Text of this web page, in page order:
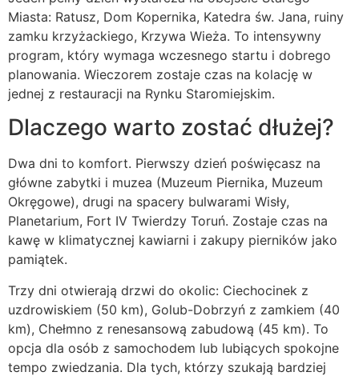
Miasta: Ratusz, Dom Kopernika, Katedra św. Jana, ruiny
zamku krzyżackiego, Krzywa Wieża. To intensywny
program, który wymaga wczesnego startu i dobrego
planowania. Wieczorem zostaje czas na kolację w
jednej z restauracji na Rynku Staromiejskim.
Dlaczego warto zostać dłużej?
Dwa dni to komfort. Pierwszy dzień poświęcasz na
główne zabytki i muzea (Muzeum Piernika, Muzeum
Okręgowe), drugi na spacery bulwarami Wisły,
Planetarium, Fort IV Twierdzy Toruń. Zostaje czas na
kawę w klimatycznej kawiarni i zakupy pierników jako
pamiątek.
Trzy dni otwierają drzwi do okolic: Ciechocinek z
uzdrowiskiem (50 km), Golub-Dobrzyń z zamkiem (40
km), Chełmno z renesansową zabudową (45 km). To
opcja dla osób z samochodem lub lubiących spokojne
tempo zwiedzania. Dla tych, którzy szukają bardziej